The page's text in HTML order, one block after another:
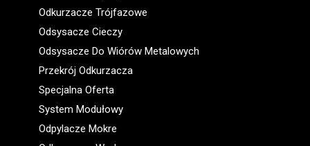
Odkurzacze Trójfazowe
Odsysacze Cieczy
Odsysacze Do Wiórów Metalowych
Przekrój Odkurzacza
Specjalna Oferta
System Modułowy
Odpylacze Mokre